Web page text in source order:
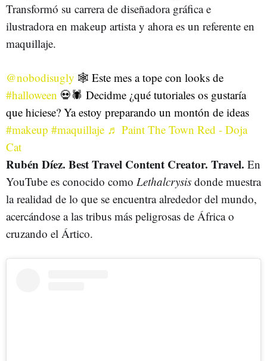
Transformó su carrera de diseñadora gráfica e
ilustradora en makeup artista y ahora es un referente en
maquillaje.
@nobodisugly 🕸️ Este mes a tope con looks de
#halloween 💀🕷️ Decidme ¿qué tutoriales os gustaría
que hiciese? Ya estoy preparando un montón de ideas
#makeup #maquillaje ♬ Paint The Town Red - Doja
Cat
Rubén Díez. Best Travel Content Creator. Travel. En
YouTube es conocido como Lethalcrysis donde muestra
la realidad de lo que se encuentra alrededor del mundo,
acercándose a las tribus más peligrosas de África o
cruzando el Ártico.